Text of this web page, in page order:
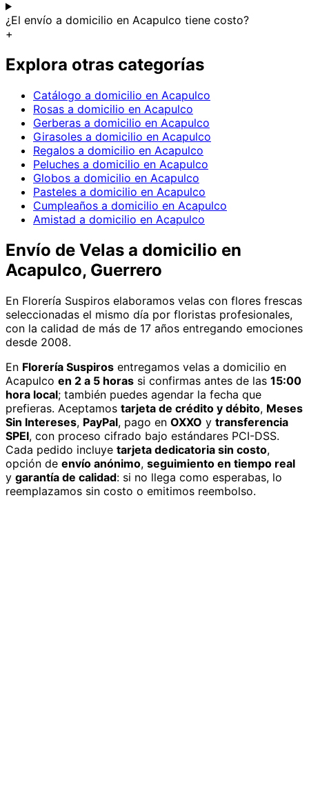
¿El envío a domicilio en Acapulco tiene costo?
+
Explora otras categorías
Catálogo a domicilio en Acapulco
Rosas a domicilio en Acapulco
Gerberas a domicilio en Acapulco
Girasoles a domicilio en Acapulco
Regalos a domicilio en Acapulco
Peluches a domicilio en Acapulco
Globos a domicilio en Acapulco
Pasteles a domicilio en Acapulco
Cumpleaños a domicilio en Acapulco
Amistad a domicilio en Acapulco
Envío de Velas a domicilio en
Acapulco, Guerrero
En Florería Suspiros elaboramos velas con flores frescas
seleccionadas el mismo día por floristas profesionales,
con la calidad de más de 17 años entregando emociones
desde 2008.
En Florería Suspiros entregamos velas a domicilio en
Acapulco en 2 a 5 horas si confirmas antes de las 15:00
hora local; también puedes agendar la fecha que
prefieras. Aceptamos tarjeta de crédito y débito, Meses
Sin Intereses, PayPal, pago en OXXO y transferencia
SPEI, con proceso cifrado bajo estándares PCI-DSS.
Cada pedido incluye tarjeta dedicatoria sin costo,
opción de envío anónimo, seguimiento en tiempo real
y garantía de calidad: si no llega como esperabas, lo
reemplazamos sin costo o emitimos reembolso.